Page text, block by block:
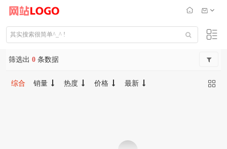
筛选出 0 条数据
综合 销量 热度 价格 最新